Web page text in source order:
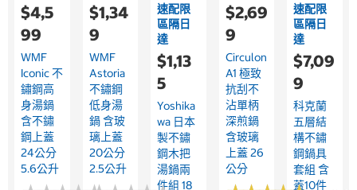
$4,5
99
WMF
Iconic 不
鏽鋼高
身湯鍋
含不鏽
鋼上蓋
24公分
5.6公升
$1,34
9
WMF
Astoria
不鏽鋼
低身湯
鍋 含玻
璃上蓋
20公分
2.5公升
速配限
區隔日
達
$1,13
5
Yoshika
Wa 日本
製不鏽
鋼木把
湯鍋兩
件組 18
$2,69
9
Circulon
A1 極致
抗刮不
沾單柄
深煎鍋
含玻璃
上蓋 26
公分
速配限
區隔日
達
$7,09
9
科克蘭
五層結
構不鏽
鋼鍋具
套組 含
蓋10件